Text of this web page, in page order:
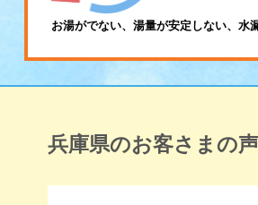
お湯がでない、湯量が安定しない、水
兵庫県のお客さまの